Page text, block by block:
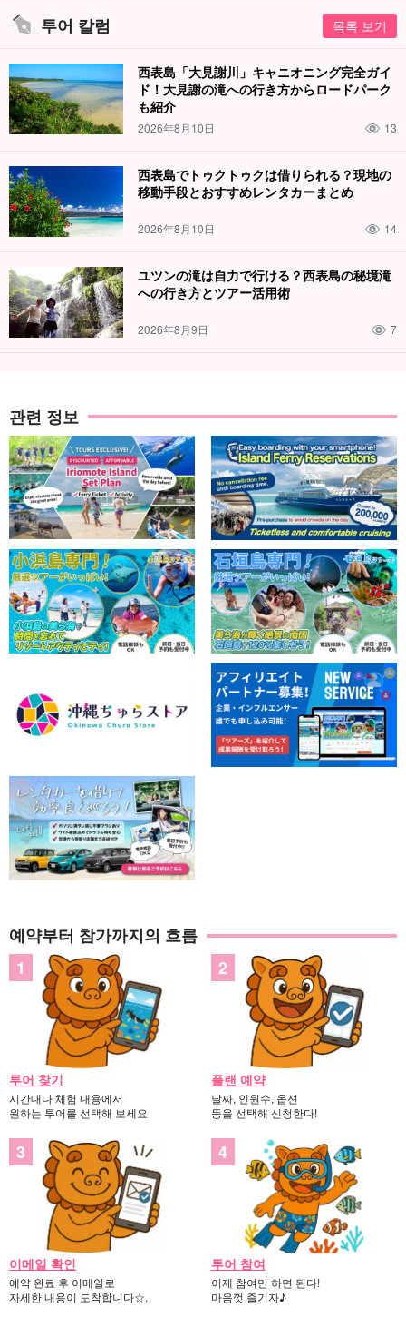
투어 칼럼 목록 보기
西表島「大見謝川」キャニオニング完全ガイ
ド！大見謝の滝への行き方からロードパーク
も紹介
2026年8月10日 13
西表島でトゥクトゥクは借りられる？現地の
移動手段とおすすめレンタカーまとめ
2026年8月10日 14
ユツンの滝は自力で行ける？西表島の秘境滝
への行き方とツアー活用術
2026年8月9日 7
관련 정보
예약부터 참가까지의 흐름
투어 찾기
시간대나 체험 내용에서
원하는 투어를 선택해 보세요
플랜 예약
날짜, 인원수, 옵션
등을 선택해 신청한다!
이메일 확인
예약 완료 후 이메일로
자세한 내용이 도착합니다☆.
투어 참여
이제 참여만 하면 된다!
마음껏 즐기자♪